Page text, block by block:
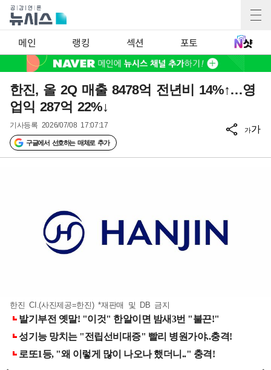
메인 랭킹 섹션 포토
한진, 올 2Q 매출 8478억 전년비 14%↑…영
업익 287억 22%↓
기사등록 2026/07/08 17:07:17
구글에서 선호하는 매체로 추가
가가
한진 CI.(사진제공=한진) *재판매 및 DB 금지